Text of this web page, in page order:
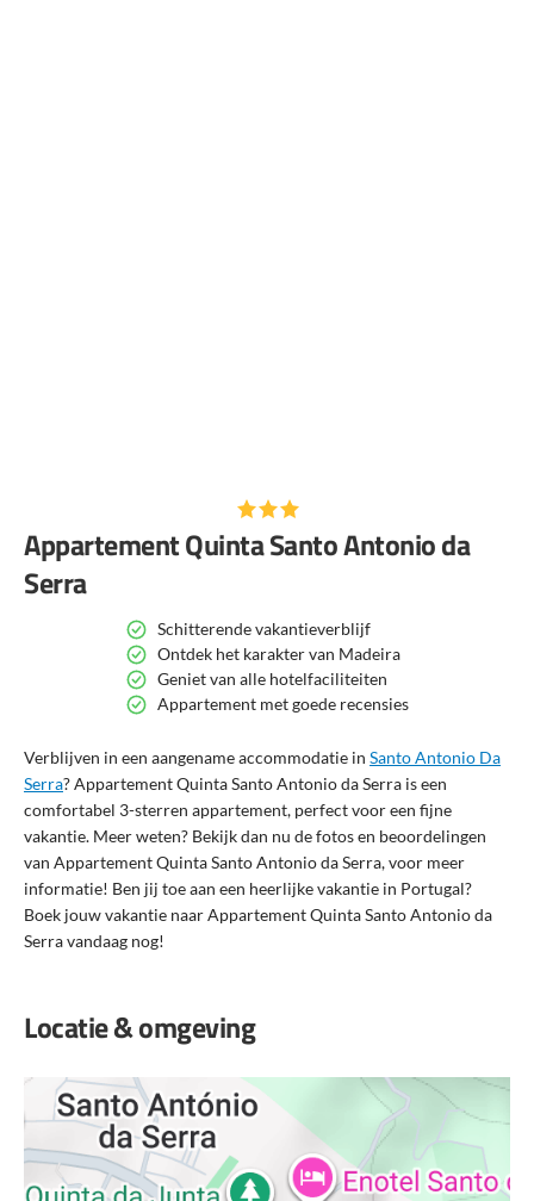
Appartement Quinta Santo Antonio da
Serra
Schitterende vakantieverblijf
Ontdek het karakter van Madeira
Geniet van alle hotelfaciliteiten
Appartement met goede recensies
Verblijven in een aangename accommodatie in Santo Antonio Da
Serra? Appartement Quinta Santo Antonio da Serra is een
comfortabel 3-sterren appartement, perfect voor een fijne
vakantie. Meer weten? Bekijk dan nu de fotos en beoordelingen
van Appartement Quinta Santo Antonio da Serra, voor meer
informatie! Ben jij toe aan een heerlijke vakantie in Portugal?
Boek jouw vakantie naar Appartement Quinta Santo Antonio da
Serra vandaag nog!
Locatie & omgeving